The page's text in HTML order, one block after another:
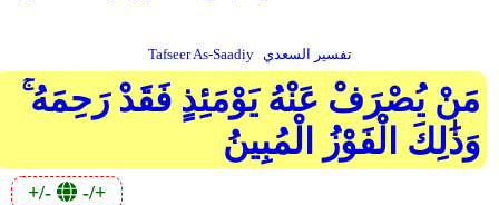
Tafseer As-Saadiy تفسير السعدي
مَنْ يُصْرَفْ عَنْهُ يَوْمَئِذٍ فَقَدْ رَحِمَهُ ۚ
وَذَٰلِكَ الْفَوْزُ الْمُبِينُ
+/- -/+